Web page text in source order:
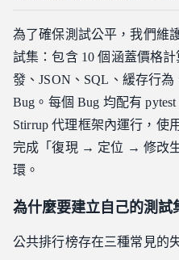
為了確保測試公平，我們維
試集：包含 10 個涵蓋價格
發、JSON、SQL、緩存行
Bug。每個 Bug 均配有
Stirrup 代理框架內運行，使
完成「復現 → 定位 → 修改
環。
為什麼要建立自己的測試
公共排行榜存在三種常見的